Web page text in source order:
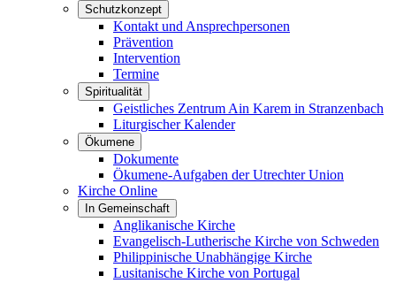
Schutzkonzept
Kontakt und Ansprechpersonen
Prävention
Intervention
Termine
Spiritualität
Geistliches Zentrum Ain Karem in Stranzenbach
Liturgischer Kalender
Ökumene
Dokumente
Ökumene-Aufgaben der Utrechter Union
Kirche Online
In Gemeinschaft
Anglikanische Kirche
Evangelisch-Lutherische Kirche von Schweden
Philippinische Unabhängige Kirche
Lusitanische Kirche von Portugal